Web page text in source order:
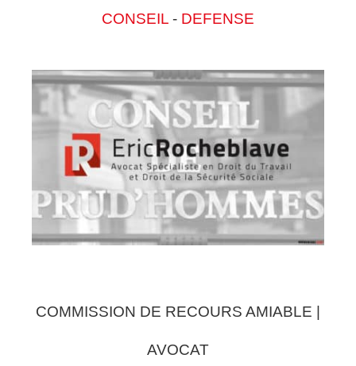
CONSEIL - DEFENSE
COMMISSION DE RECOURS AMIABLE |
AVOCAT